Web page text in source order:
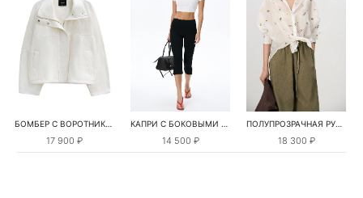
БОМБЕР С ВОРОТНИКОМ-СТОЙКОЙ
17 900 ₽
КАПРИ С БОКОВЫМИ РАЗРЕЗАМИ
14 500 ₽
ПОЛУПРОЗРАЧНАЯ РУБАШКА С РОМАШКАМИ
18 300 ₽